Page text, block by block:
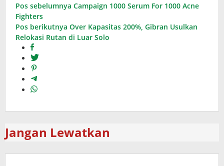
Navigasi
pos
Pos sebelumnya Campaign 1000 Serum For 1000 Acne
Fighters
Pos berikutnya Over Kapasitas 200%, Gibran Usulkan
Relokasi Rutan di Luar Solo
Jangan Lewatkan